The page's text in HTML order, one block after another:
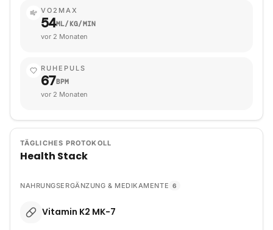
VO2MAX
54ML/KG/MIN
vor 2 Monaten
RUHEPULS
67BPM
vor 2 Monaten
TÄGLICHES PROTOKOLL
Health Stack
NAHRUNGSERGÄNZUNG & MEDIKAMENTE 6
Vitamin K2 MK-7